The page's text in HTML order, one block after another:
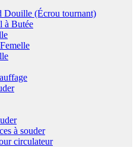
Douille (Écrou tournant)
à Butée
à souder
circulateur